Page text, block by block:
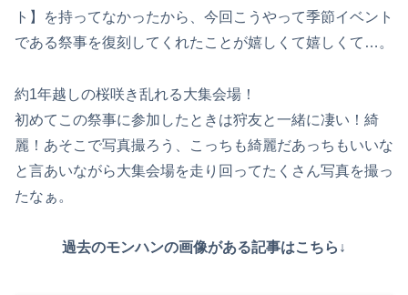
ト】を持ってなかったから、今回こうやって季節イベント
である祭事を復刻してくれたことが嬉しくて嬉しくて…。
約1年越しの桜咲き乱れる大集会場！
初めてこの祭事に参加したときは狩友と一緒に凄い！綺
麗！あそこで写真撮ろう、こっちも綺麗だあっちもいいな
と言あいながら大集会場を走り回ってたくさん写真を撮っ
たなぁ。
過去のモンハンの画像がある記事はこちら↓